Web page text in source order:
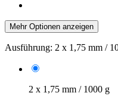
Mehr Optionen anzeigen
Ausführung: 2 x 1,75 mm /
2 x 1,75 mm / 1000 g